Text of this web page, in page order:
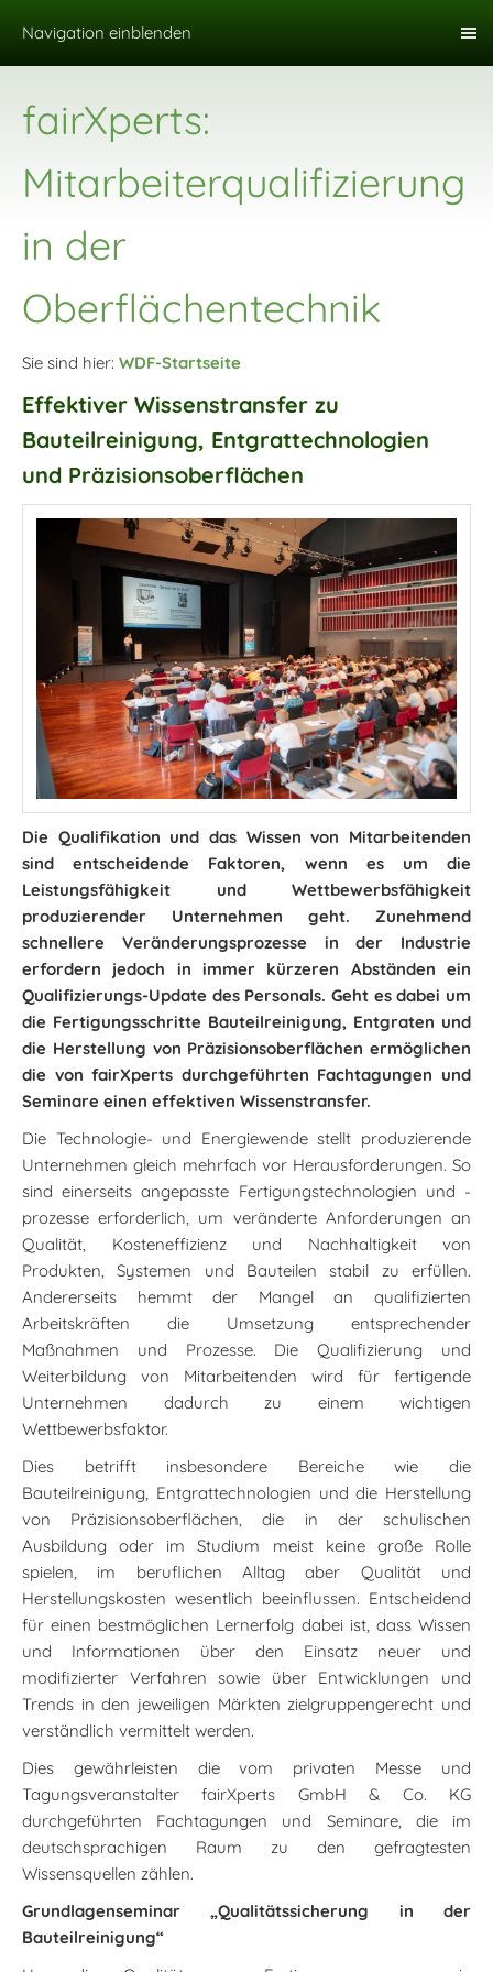
Navigation einblenden
fairXperts:
Mitarbeiterqualifizierung
in der
Oberflächentechnik
Sie sind hier: WDF-Startseite
Effektiver Wissenstransfer zu
Bauteilreinigung, Entgrattechnologien
und Präzisionsoberflächen
Die Qualifikation und das Wissen von Mitarbeitenden
sind entscheidende Faktoren, wenn es um die
Leistungsfähigkeit und Wettbewerbsfähigkeit
produzierender Unternehmen geht. Zunehmend
schnellere Veränderungsprozesse in der Industrie
erfordern jedoch in immer kürzeren Abständen ein
Qualifizierungs-Update des Personals. Geht es dabei um
die Fertigungsschritte Bauteilreinigung, Entgraten und
die Herstellung von Präzisionsoberflächen ermöglichen
die von fairXperts durchgeführten Fachtagungen und
Seminare einen effektiven Wissenstransfer.
Die Technologie- und Energiewende stellt produzierende
Unternehmen gleich mehrfach vor Herausforderungen. So
sind einerseits angepasste Fertigungstechnologien und -
prozesse erforderlich, um veränderte Anforderungen an
Qualität, Kosteneffizienz und Nachhaltigkeit von
Produkten, Systemen und Bauteilen stabil zu erfüllen.
Andererseits hemmt der Mangel an qualifizierten
Arbeitskräften die Umsetzung entsprechender
Maßnahmen und Prozesse. Die Qualifizierung und
Weiterbildung von Mitarbeitenden wird für fertigende
Unternehmen dadurch zu einem wichtigen
Wettbewerbsfaktor.
Dies betrifft insbesondere Bereiche wie die
Bauteilreinigung, Entgrattechnologien und die Herstellung
von Präzisionsoberflächen, die in der schulischen
Ausbildung oder im Studium meist keine große Rolle
spielen, im beruflichen Alltag aber Qualität und
Herstellungskosten wesentlich beeinflussen. Entscheidend
für einen bestmöglichen Lernerfolg dabei ist, dass Wissen
und Informationen über den Einsatz neuer und
modifizierter Verfahren sowie über Entwicklungen und
Trends in den jeweiligen Märkten zielgruppengerecht und
verständlich vermittelt werden.
Dies gewährleisten die vom privaten Messe und
Tagungsveranstalter fairXperts GmbH & Co. KG
durchgeführten Fachtagungen und Seminare, die im
deutschsprachigen Raum zu den gefragtesten
Wissensquellen zählen.
Grundlagenseminar „Qualitätssicherung in der
Bauteilreinigung“